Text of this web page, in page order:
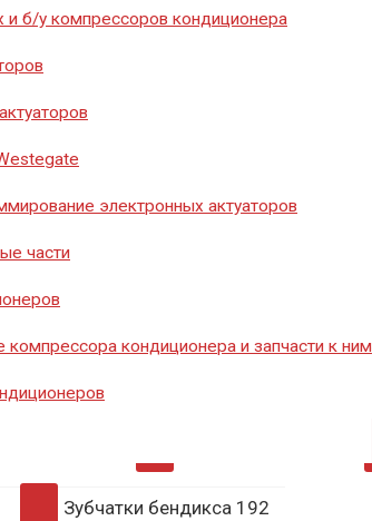
8 (351) 776-20-40
Заказать звонок
и б/у компрессоров кондиционера
электронных актуаторов
части
компрессора кондиционера и запчасти к ним
Зубчатки бендикса 192